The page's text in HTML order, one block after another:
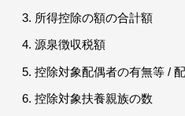
所得控除の額の合計額
源泉徴収税額
控除対象配偶者の有無等 /
控除対象扶養親族の数